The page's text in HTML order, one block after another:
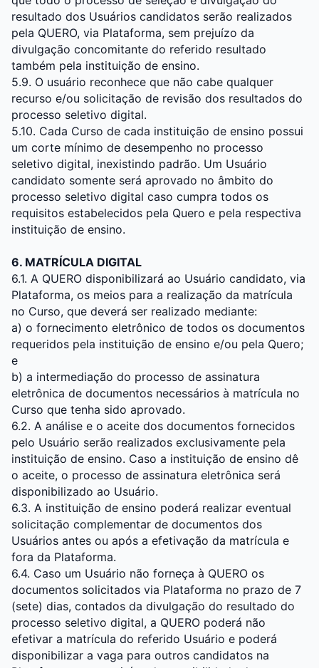
resultado dos Usuários candidatos serão realizados
pela QUERO, via Plataforma, sem prejuízo da
divulgação concomitante do referido resultado
também pela instituição de ensino.
5.9. O usuário reconhece que não cabe qualquer
recurso e/ou solicitação de revisão dos resultados do
processo seletivo digital.
5.10. Cada Curso de cada instituição de ensino possui
um corte mínimo de desempenho no processo
seletivo digital, inexistindo padrão. Um Usuário
candidato somente será aprovado no âmbito do
processo seletivo digital caso cumpra todos os
requisitos estabelecidos pela Quero e pela respectiva
instituição de ensino.
6. MATRÍCULA DIGITAL
6.1. A QUERO disponibilizará ao Usuário candidato, via
Plataforma, os meios para a realização da matrícula
no Curso, que deverá ser realizado mediante:
a) o fornecimento eletrônico de todos os documentos
requeridos pela instituição de ensino e/ou pela Quero;
e
b) a intermediação do processo de assinatura
eletrônica de documentos necessários à matrícula no
Curso que tenha sido aprovado.
6.2. A análise e o aceite dos documentos fornecidos
pelo Usuário serão realizados exclusivamente pela
instituição de ensino. Caso a instituição de ensino dê
o aceite, o processo de assinatura eletrônica será
disponibilizado ao Usuário.
6.3. A instituição de ensino poderá realizar eventual
solicitação complementar de documentos dos
Usuários antes ou após a efetivação da matrícula e
fora da Plataforma.
6.4. Caso um Usuário não forneça à QUERO os
documentos solicitados via Plataforma no prazo de 7
(sete) dias, contados da divulgação do resultado do
processo seletivo digital, a QUERO poderá não
efetivar a matrícula do referido Usuário e poderá
disponibilizar a vaga para outros candidatos na